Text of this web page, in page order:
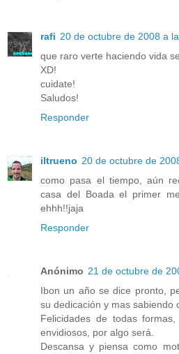
rafi 20 de octubre de 2008 a
que raro verte haciendo vida
XD!
cuidate!
Saludos!
Responder
iltrueno 20 de octubre de
como pasa el tiempo, aún
casa del Boada el primer
ehhh!!jaja
Responder
Anónimo 21 de octubre de
Ibon un año se dice pronto,
su dedicación y mas sabiendo
Felicidades de todas
envidiosos, por algo será.
Descansa y piensa como